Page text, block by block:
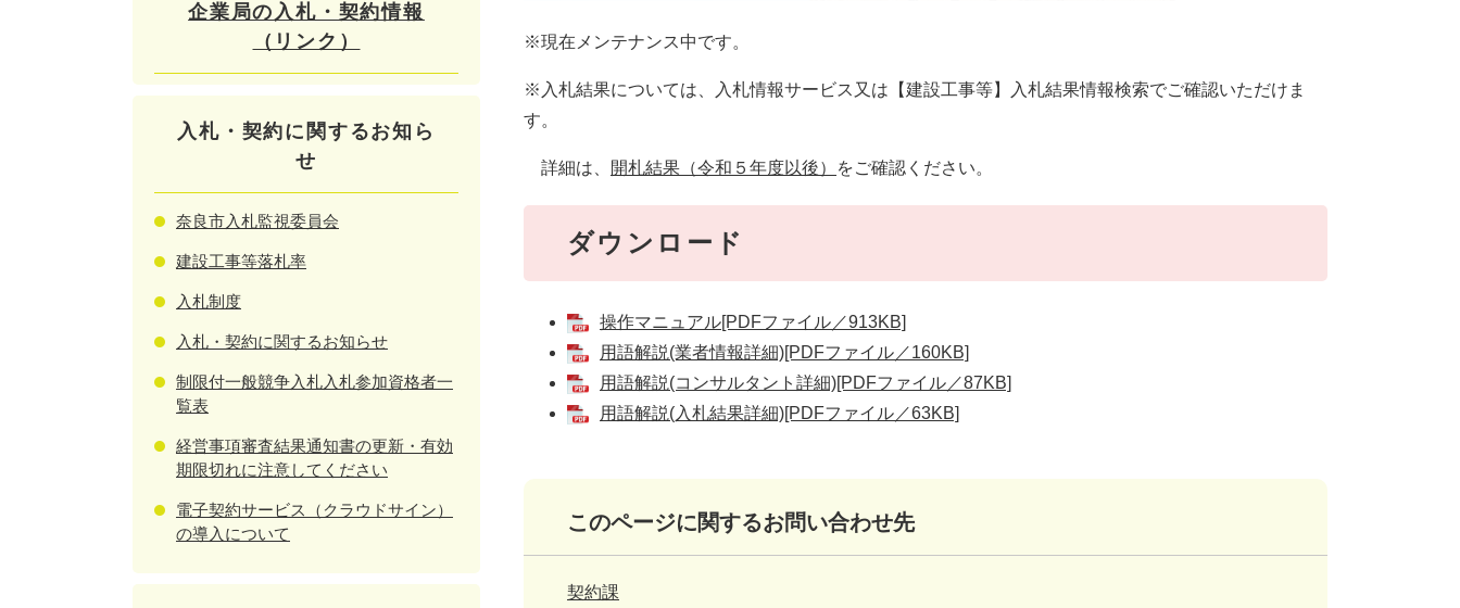
※現在メンテナンス中です。
※入札結果については、入札情報サービス又は【建設工事等】入札結果情報検索でご確認いただけま
す。
詳細は、 開札結果（令和５年度以後） をご確認ください。
ダウンロード
操作マニュアル[PDFファイル／913KB]
用語解説(業者情報詳細)[PDFファイル／160KB]
用語解説(コンサルタント詳細)[PDFファイル／87KB]
用語解説(入札結果詳細)[PDFファイル／63KB]
このページに関するお問い合わせ先
契約課
企業局の入札・契約情報
（リンク）
入札・契約に関するお知ら
せ
奈良市入札監視委員会
建設工事等落札率
入札制度
入札・契約に関するお知らせ
制限付一般競争入札入札参加資格者一
覧表
経営事項審査結果通知書の更新・有効
期限切れに注意してください
電子契約サービス（クラウドサイン）
の導入について